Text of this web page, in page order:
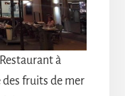
à
fruits de mer